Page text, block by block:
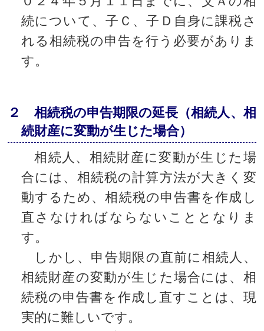
続について、子Ｃ、子Ｄ自身に課税さ
れる相続税の申告を行う必要がありま
す。
２ 相続税の申告期限の延長（相続人、相
続財産に変動が生じた場合）
相続人、相続財産に変動が生じた場
合には、相続税の計算方法が大きく変
動するため、相続税の申告書を作成し
直さなければならないこととなりま
す。
しかし、申告期限の直前に相続人、
相続財産の変動が生じた場合には、相
続税の申告書を作成し直すことは、現
実的に難しいです。